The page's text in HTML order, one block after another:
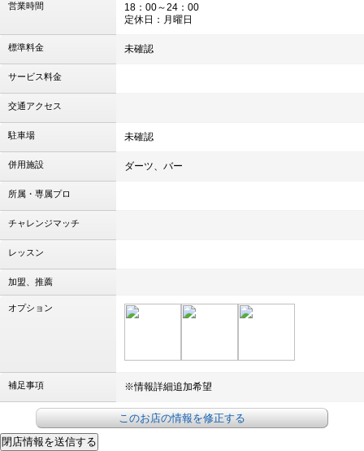
営業時間
18：00～24：00
定休日：月曜日
標準料金 未確認
サービス料金
交通アクセス
駐車場 未確認
併用施設 ダーツ、バー
所属・専属プロ
チャレンジマッチ
レッスン
加盟、推薦
オプション
補足事項 ※情報詳細追加希望
このお店の情報を修正する